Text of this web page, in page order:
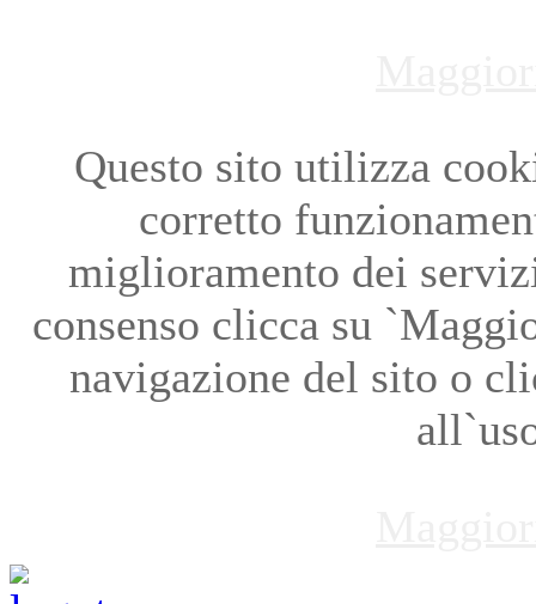
Questo sito utilizza
corretto
miglioramento dei
consenso clicca su
navigazione del sito o